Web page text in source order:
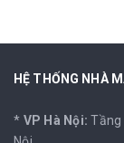
HỆ THỐNG NHÀ
* VP Hà Nội: Tầng